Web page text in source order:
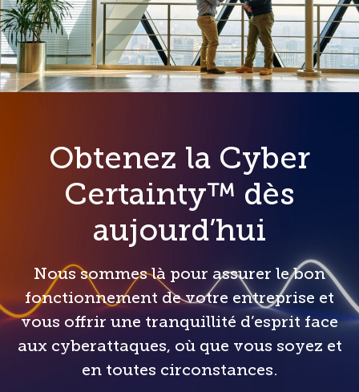
Obtenez la Cyber
Certainty™ dès
aujourd’hui
Nous sommes là pour assurer le bon
fonctionnement de votre entreprise et
vous offrir une tranquillité d’esprit face
aux cyberattaques, où que vous soyez et
en toutes circonstances.